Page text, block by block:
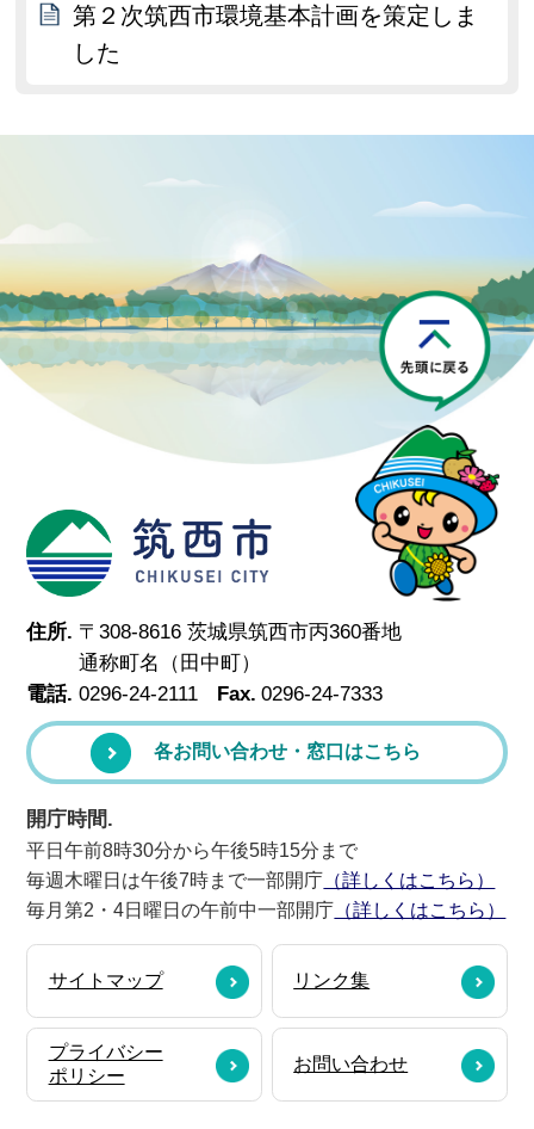
第２次筑西市環境基本計画を策定しま
した
筑西市
住所. 〒308-8616 茨城県筑西市丙360番地
通称町名（田中町）
電話. 0296-24-2111 Fax. 0296-24-7333
各お問い合わせ・窓口はこちら
開庁時間.
平日午前8時30分から午後5時15分まで
毎週木曜日は午後7時まで一部開庁 （詳しくはこちら）
毎月第2・4日曜日の午前中一部開庁 （詳しくはこちら）
サイトマップ リンク集
プライバシー
ポリシー
お問い合わせ